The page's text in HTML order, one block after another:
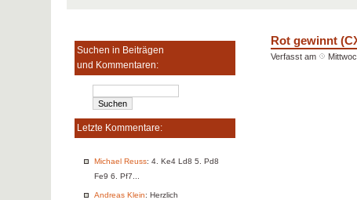
Suchen in Beiträgen
und Kommentaren:
Letzte Kommentare:
Michael Reuss: 4. Ke4 Ld8 5. Pd8
Fe9 6. Pf7...
Andreas Klein: Herzlich
Rot gewinnt
Verfasst am